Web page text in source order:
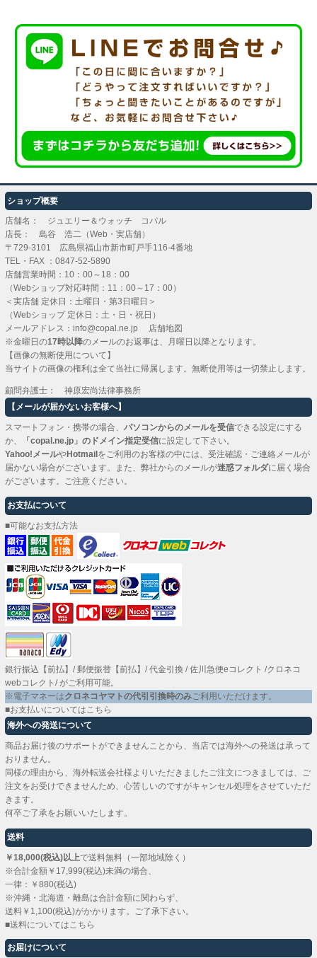
ショップ概要
店舗名： ジュエリー＆ウォッチ コパル
店長： 島谷 浩二（Web・実店舗）
〒729-3101 広島県福山市新市町戸手116-4番地
TEL・FAX ： 0847-52-5890
店舗営業時間：10：00～18：00
（Webショップ対応時間：11：00～17：00）
＜実店舗 定休日：土曜日・第3日曜日＞
（Webショップ 定休日：土・日・祝日）
メールアドレス： info@copal.ne.jp
店舗地図
※金曜日の17時以降のメールのお返事は、月曜日以降となります。
【画像の無断使用について】
当サイトの画像の権利は全て当社に帰属します。無断使用等は一切禁止します。
顧問弁護士： 神原宏尚法律事務所
【メールが届かないお客様へ】
スマートフォン・携帯の場合、 パソコンからのメールを受信できる設定にする
か、
「copal.ne.jp」のドメイン指定受信に設定して下さい。
Yahoo!メールやHotmailをご利用のお客様の中には、受注確認・ご連絡メールが
届かない場合がございます。また、弊社からのメールが迷惑フォルダに届く場合
がございます。ご注意ください。
お支払について
■可能なお支払方法
銀行振込【前払】 /郵便振替【前払】 /代金引換 /佐川急便eコレクト /クロネコ
webコレクト / がご利用可能。
※電子マネーはクロネコヤマトの代引引換時のみご利用いただけます。
■お支払いについてはこちら
海外への発送について
商品お届け後のサポートができませんことから、当店では海外への発送は承って
おりません。
同様の理由から、海外転送会社様よりいただきましたご注文につきましては、ご
注文をお受けできませんため、心苦しいのですがキャンセル処理をさせていただ
きます。
何卒ご了承をお願いいたします。
送料
￥18,000(税込)以上で送料無料（一部地域除く）
※合計金額￥17,999(税込)未満の場合、
一律：￥880(税込)
※沖縄・北海道・離島は合計金額に関わらず、
送料￥1,100(税込)がかかります。ご了承下さい。
■送料についてはこちら
お届けについて